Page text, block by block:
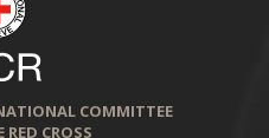
COMMITTEE
RED CROSS